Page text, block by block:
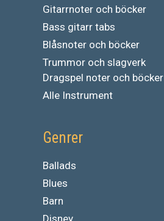
Gitarrnoter och böcker
Bass gitarr tabs
Blåsnoter och böcker
Trummor och slagverk
Dragspel noter och böcker
Alle Instrument
Genrer
Ballads
Blues
Barn
Disney